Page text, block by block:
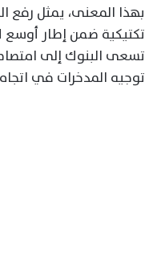
بهذا المعنى، يمثل رفع
تكتيكية ضمن إطار أوسع
تسعى البنوك إلى
توجيه المدخرات في اتجاه